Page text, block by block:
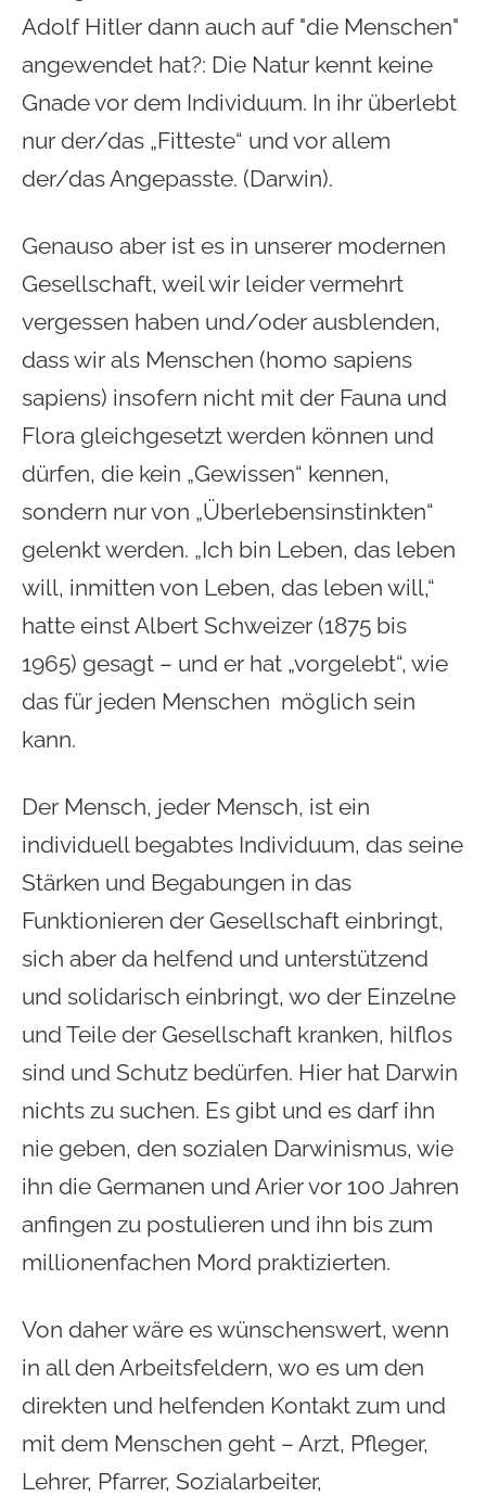
Adolf Hitler dann auch auf "die Menschen"
angewendet hat?: Die Natur kennt keine
Gnade vor dem Individuum. In ihr überlebt
nur der/das „Fitteste“ und vor allem
der/das Angepasste. (Darwin).
Genauso aber ist es in unserer modernen
Gesellschaft, weil wir leider vermehrt
vergessen haben und/oder ausblenden,
dass wir als Menschen (homo sapiens
sapiens) insofern nicht mit der Fauna und
Flora gleichgesetzt werden können und
dürfen, die kein „Gewissen“ kennen,
sondern nur von „Überlebensinstinkten“
gelenkt werden. „Ich bin Leben, das leben
will, inmitten von Leben, das leben will,“
hatte einst Albert Schweizer (1875 bis
1965) gesagt – und er hat „vorgelebt“, wie
das für jeden Menschen möglich sein
kann.
Der Mensch, jeder Mensch, ist ein
individuell begabtes Individuum, das seine
Stärken und Begabungen in das
Funktionieren der Gesellschaft einbringt,
sich aber da helfend und unterstützend
und solidarisch einbringt, wo der Einzelne
und Teile der Gesellschaft kranken, hilflos
sind und Schutz bedürfen. Hier hat Darwin
nichts zu suchen. Es gibt und es darf ihn
nie geben, den sozialen Darwinismus, wie
ihn die Germanen und Arier vor 100 Jahren
anfingen zu postulieren und ihn bis zum
millionenfachen Mord praktizierten.
Von daher wäre es wünschenswert, wenn
in all den Arbeitsfeldern, wo es um den
direkten und helfenden Kontakt zum und
mit dem Menschen geht – Arzt, Pfleger,
Lehrer, Pfarrer, Sozialarbeiter,